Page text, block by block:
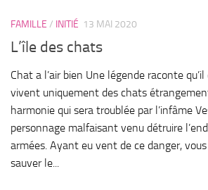
FAMILLE / INITIÉ 13 MAI 2020
L’île des chats
Chat a l’air bien Une légende raconte
vivent uniquement des chats
harmonie qui sera troublée par l’infâme
personnage malfaisant venu détruire
armées. Ayant eu vent de ce danger, vous
sauver le...